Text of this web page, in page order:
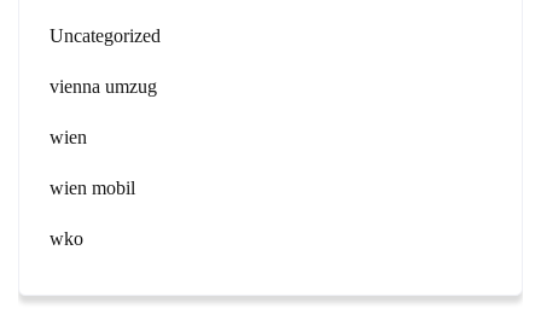
Uncategorized
vienna umzug
wien
wien mobil
wko